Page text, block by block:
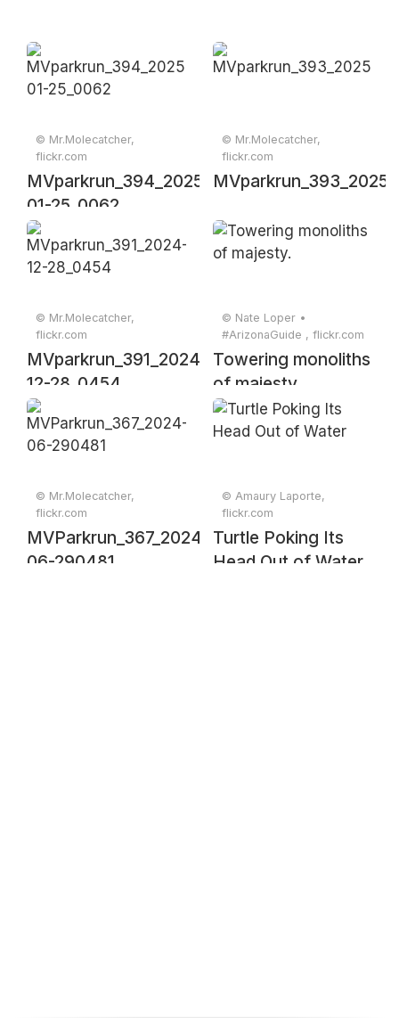
© Mr.Molecatcher,
flickr.com
MVparkrun_394_2025-
01-25_0062
© Mr.Molecatcher,
flickr.com
© Mr.Molecatcher,
flickr.com
MVparkrun_391_2024-
12-28_0454
© Nate Loper •
#ArizonaGuide ️, flickr.com
Towering monoliths
of majesty.
© Mr.Molecatcher,
flickr.com
MVParkrun_367_2024-
06-290481
© Amaury Laporte,
flickr.com
Turtle Poking Its
Head Out of Water